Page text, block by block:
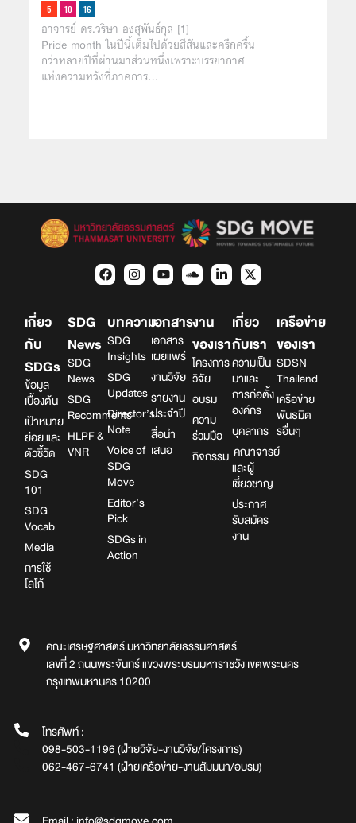
อาจารย์ ดร.วริษา องสุพันธ์กุล [1]
Pride month ในปีนี้เต็มไปด้วยสีสันและครึกครื้น
กว่าหลายปีที่ผ่านมาส่วนหนึ่งเพราะบรรยากาศ
แห่งความหวังที่ภาคการ…
เกี่ยว
กับ
SDGs
ข้อมูล
เบื้องต้น
เป้าหมาย
ย่อย และ
ตัวชี้วัด
SDG
101
SDG
Vocab
Media
การใช้
โลโก้
SDG
News
SDG
News
SDG
Recomments
HLPF &
VNR
บทความ
SDG
Insights
SDG
Updates
Director’s
Note
Voice of
SDG
Move
Editor’s
Pick
SDGs in
Action
เอกสาร
เอกสาร
เผยแพร่
งานวิจัย
รายงาน
ประจำปี
สื่อนำ
เสนอ
งาน
ของเรา
โครงการ
วิจัย
อบรม
ความ
ร่วมมือ
กิจกรรม
เกี่ยว
กับเรา
ความเป็น
มาและ
การก่อตั้ง
องค์กร
บุคลากร
คณาจารย์
และผู้
เชี่ยวชาญ
ประกาศ
รับสมัคร
งาน
เครือข่าย
ของเรา
SDSN
Thailand
เครือข่าย
พันธมิต
รอื่นๆ
คณะเศรษฐศาสตร์ มหาวิทยาลัยธรรมศาสตร์
เลขที่ 2 ถนนพระจันทร์ แขวงพระบรมมหาราชวัง เขตพระนคร
กรุงเทพมหานคร 10200
โทรศัพท์ :
098-503-1196 (ฝ่ายวิจัย-งานวิจัย/โครงการ)
062-467-6741 (ฝ่ายเครือข่าย-งานสัมมนา/อบรม)